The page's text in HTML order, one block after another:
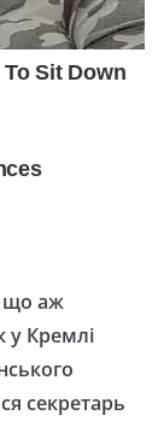
що аж
у Кремлі
секретарь